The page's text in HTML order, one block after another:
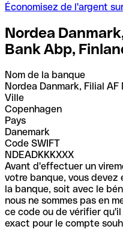
Économisez de l'argent
Nordea
Bank Abp,
Nom de la banque
Nordea Danmark, Filial
Ville
Copenhagen
Pays
Danemark
Code SWIFT
NDEADKKKXXX
Avant d'effectuer un
votre banque, vous
la banque, soit avec le
nous ne sommes pas en
ce code ou de vérifier
exact pour le compte